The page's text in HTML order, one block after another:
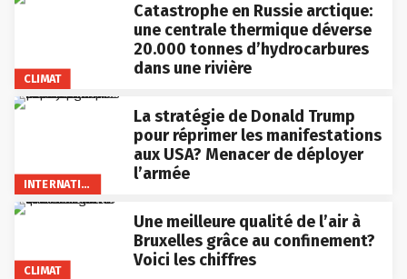
CLIMAT
Catastrophe en Russie arctique:
une centrale thermique déverse
20.000 tonnes d’hydrocarbures
dans une rivière
INTERNATIONAL
La stratégie de Donald Trump
pour réprimer les manifestations
aux USA? Menacer de déployer
l’armée
CLIMAT
Une meilleure qualité de l’air à
Bruxelles grâce au confinement?
Voici les chiffres